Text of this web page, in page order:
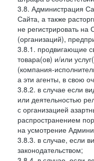
3.8. Администрация
Сайта, а также
не регистрировать
(организаций),
3.8.1. продвигающие
товара(ов) и/или
(компания-
а эти агенты, в свою
3.8.2. в случае если
или деятельностью
с организацией
распространением
на усмотрение
3.8.3. в случае, если
законодательством;